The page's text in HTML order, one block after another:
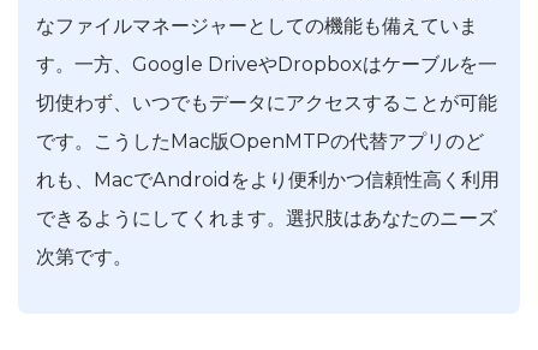
なファイルマネージャーとしての機能も備えていま
す。一方、Google DriveやDropboxはケーブルを一
切使わず、いつでもデータにアクセスすることが可能
です。こうしたMac版OpenMTPの代替アプリのど
れも、MacでAndroidをより便利かつ信頼性高く利用
できるようにしてくれます。選択肢はあなたのニーズ
次第です。